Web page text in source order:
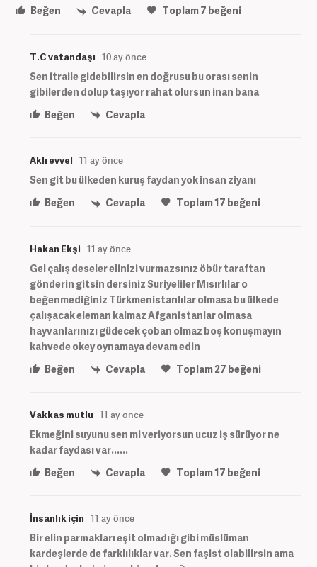
Beğen
Cevapla Toplam7 beğeni
T.C vatandaşı 10 ay önce
Sen itraile gidebilirsin en doğrusu bu orası senin
gibilerden dolup taşıyor rahat olursun inan bana
Beğen
Cevapla
Aklı evvel 11 ay önce
Sen git bu ülkeden kuruş faydan yok insan ziyanı
Beğen
Cevapla Toplam17 beğeni
Hakan Ekşi 11 ay önce
Gel çalış deseler elinizi vurmazsınız öbür taraftan
gönderin gitsin dersiniz Suriyeliler Mısırlılar o
beğenmediğiniz Türkmenistanlılar olmasa bu ülkede
çalışacak eleman kalmaz Afganistanlar olmasa
hayvanlarınızı güdecek çoban olmaz boş konuşmayın
kahvede okey oynamaya devam edin
Beğen
Cevapla Toplam27 beğeni
Vakkas mutlu 11 ay önce
Ekmeğini suyunu sen mi veriyorsun ucuz iş sürüyor ne
kadar faydası var......
Beğen
Cevapla Toplam17 beğeni
İnsanlık için 11 ay önce
Bir elin parmakları eşit olmadığı gibi müslüman
kardeşlerde de farklılıklar var. Sen faşist olabilirsin ama